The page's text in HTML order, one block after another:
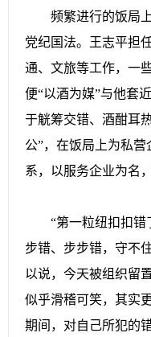
频繁进行的饭局上
党纪国法。王志平担
通、文旅等工作，一
便“以酒为媒”与他套
于觥筹交错、酒酣耳
公”，在饭局上为私
系，以服务企业为名
“第一粒纽扣扣错
步错、步步错，守不
以说，今天被组织留
似乎滑稽可笑，其实
期间，对自己所犯的